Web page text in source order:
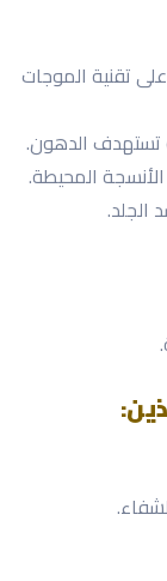
تقنية الموجات
الدهون.
المحيطة.
الجلد.